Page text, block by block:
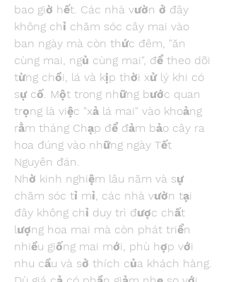
bao giờ hết. Các nhà vườn ở đây
không chỉ chăm sóc cây mai vào
ban ngày mà còn thức đêm, "ăn
cùng mai, ngủ cùng mai", để theo dõi
từng chồi, lá và kịp thời xử lý khi có
sự cố. Một trong những bước quan
trọng là việc "xả lá mai" vào khoảng
rằm tháng Chạp để đảm bảo cây ra
hoa đúng vào những ngày Tết
Nguyên đán.
Nhờ kinh nghiệm lâu năm và sự
chăm sóc tỉ mỉ, các nhà vườn tại
đây không chỉ duy trì được chất
lượng hoa mai mà còn phát triển
nhiều giống mai mới, phù hợp với
nhu cầu và sở thích của khách hàng.